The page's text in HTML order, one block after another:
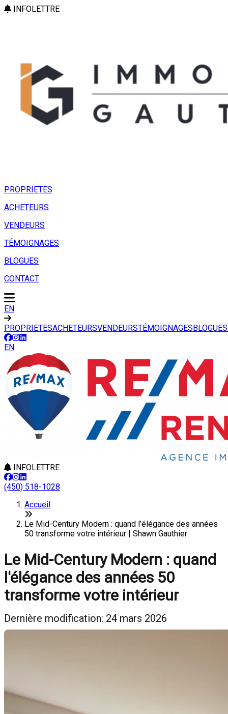
INFOLETTRE
PROPRIETES
ACHETEURS
VENDEURS
TÉMOIGNAGES
BLOGUES
CONTACT
EN
PROPRIETESACHETEURSVENDEURSTÉMOIGNAGESBLOGUES
EN
INFOLETTRE
(450) 518-1028
Accueil
Le Mid-Century Modern : quand l'élégance des années
50 transforme votre intérieur | Shawn Gauthier
Le Mid-Century Modern : quand
l'élégance des années 50
transforme votre intérieur
Dernière modification: 24 mars 2026